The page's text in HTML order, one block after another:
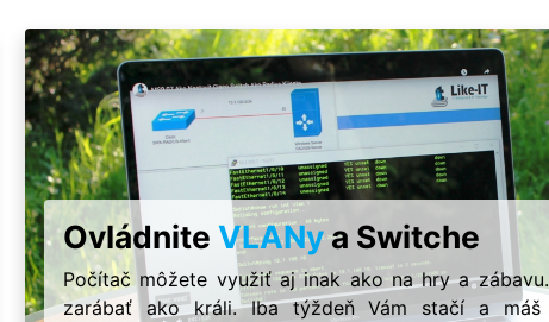
Ovládnite VLANya Switche
Počítač môžete využiť aj inak ako na hry a
zarábať ako králi. Iba týždeň Vám stačí a máš